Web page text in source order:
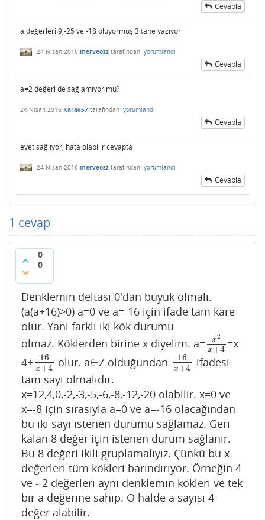
Cevapla
a değerleri 9,-25 ve -18 oluyormuş 3 tane yazıyor
24 Nisan 2016 merveozz tarafından yorumlandı
Cevapla
a=2 değeri de sağlamıyor mu?
24 Nisan 2016 Kara657 tarafından yorumlandı
Cevapla
evet sağlıyor, hata olabilir cevapta
24 Nisan 2016 merveozz tarafından yorumlandı
Cevapla
1 cevap
0
0
Denklemin deltası 0'dan büyük olmalı.
(a(a+16)>0) a=0 ve a=-16 için ifade tam kare
olur. Yani farklı iki kök durumu
olmaz. Köklerden birine x diyelim. a=
x2
x+4
x2x+4
=x-
4+
16
x+4
16x+ 4
olur. a∈
∈Z olduğundan 16
x+4
16x+ 4
ifadesi
tam sayı olmalıdır.
x=12,4,0,-2,-3,-5,-6,-8,-12,-20 olabilir. x=0 ve
x=-8 için sırasıyla a=0 ve a=-16 olacağından
bu iki sayı istenen durumu sağlamaz. Geri
kalan 8 değer için istenen durum sağlanır.
Bu 8 değeri ikili gruplamalıyız. Çünkü bu x
değerleri tüm kökleri barındırıyor. Örneğin 4
ve - 2 değerleri aynı denklemin kökleri ve tek
bir a değerine sahip. O halde a sayısı 4
değer alabilir.